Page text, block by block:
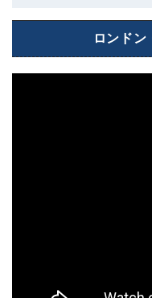
ロンドン